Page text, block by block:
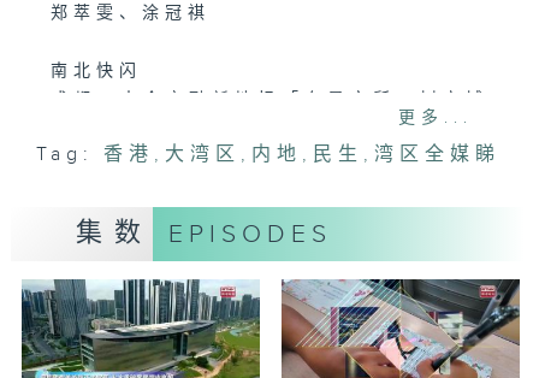
郑萃雯、涂冠祺
南北快闪
上海：上海时装周上演跨界创意秀
珠海：邂逅中华白海豚！纪录电影走进高校
佛山：剑指百亿新蓝海！佛山市宠物行业协
广为人知
广州：岭南木棉红焕新文商旅消费新场景
更多...
Tag: 香港 , 大湾区 , 内地 , 民生 ,湾区全媒睇
集数 EPISODES